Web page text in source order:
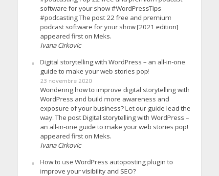
software for your show #WordPressTips
#podcasting The post 22 free and premium
podcast software for your show [2021 edition]
appeared first on Meks.
Ivana Cirkovic
Digital storytelling with WordPress – an all-in-one
guide to make your web stories pop!
23 novembre 2020
Wondering how to improve digital storytelling with
WordPress and build more awareness and
exposure of your business? Let our guide lead the
way. The post Digital storytelling with WordPress –
an all-in-one guide to make your web stories pop!
appeared first on Meks.
Ivana Cirkovic
How to use WordPress autoposting plugin to
improve your visibility and SEO?